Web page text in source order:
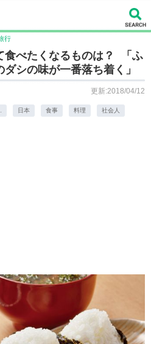
行
食べたくなるものは？ 「ふ
シの味が一番落ち着く」
更新:2018/04/12
日本 食事 料理 社会人